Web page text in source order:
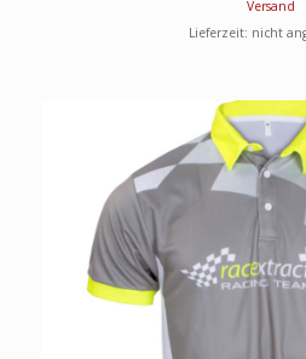
Versand
Lieferzeit: nicht